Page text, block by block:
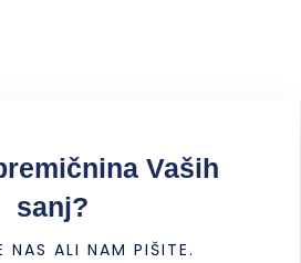
Vaših
sanj?
NAS ALI NAM PIŠITE.